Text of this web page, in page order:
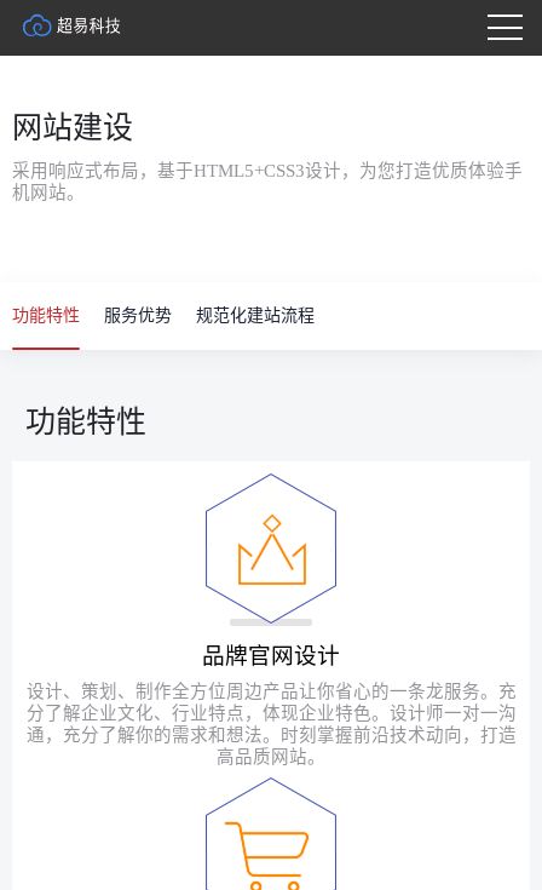
网站建设
采用响应式布局，基于HTML5+CSS3设计，为您打造优质体验手
机网站。
功能特性 服务优势 规范化建站流程
功能特性
品牌官网设计
设计、策划、制作全方位周边产品让你省心的一条龙服务。充
分了解企业文化、行业特点，体现企业特色。设计师一对一沟
通，充分了解你的需求和想法。时刻掌握前沿技术动向，打造
高品质网站。